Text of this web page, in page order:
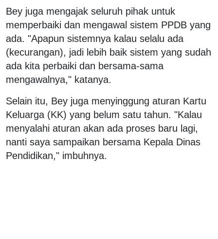
Bey juga mengajak seluruh pihak untuk
memperbaiki dan mengawal sistem PPDB yang
ada. "Apapun sistemnya kalau selalu ada
(kecurangan), jadi lebih baik sistem yang sudah
ada kita perbaiki dan bersama-sama
mengawalnya," katanya.
Selain itu, Bey juga menyinggung aturan Kartu
Keluarga (KK) yang belum satu tahun. "Kalau
menyalahi aturan akan ada proses baru lagi,
nanti saya sampaikan bersama Kepala Dinas
Pendidikan," imbuhnya.